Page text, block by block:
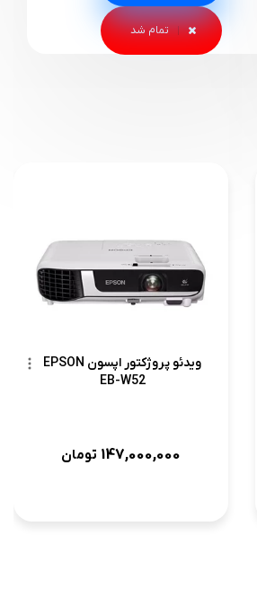
ویدئو پروژکتور اپسون EPSON
EB-W52
147,000,000 تومان